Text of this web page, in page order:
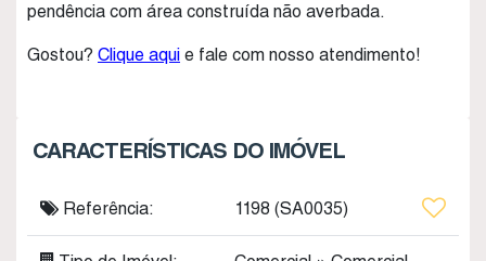
pendência com área construída não averbada.
Gostou? Clique aqui e fale com nosso atendimento!
CARACTERÍSTICAS DO IMÓVEL
Referência: 1198 (SA0035)